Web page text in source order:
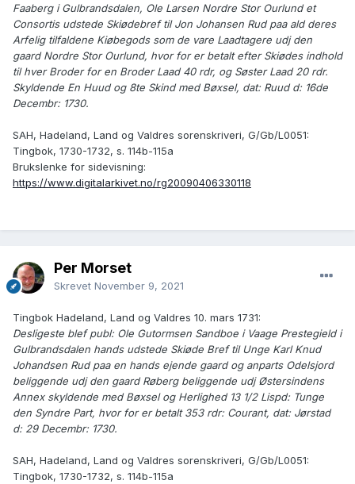
Faaberg i Gulbrandsdalen, Ole Larsen Nordre Stor Ourlund et
Consortis udstede Skiødebref til Jon Johansen Rud paa ald deres
Arfelig tilfaldene Kiøbegods som de vare Laadtagere udj den
gaard Nordre Stor Ourlund, hvor for er betalt efter Skiødes indhold
til hver Broder for en Broder Laad 40 rdr, og Søster Laad 20 rdr.
Skyldende En Huud og 8te Skind med Bøxsel, dat: Ruud d: 16de
Decembr: 1730.
SAH, Hadeland, Land og Valdres sorenskriveri, G/Gb/L0051:
Tingbok, 1730-1732, s. 114b-115a
Brukslenke for sidevisning:
https://www.digitalarkivet.no/rg20090406330118
Per Morset
Skrevet November 9, 2021
Tingbok Hadeland, Land og Valdres 10. mars 1731:
Desligeste blef publ: Ole Gutormsen Sandboe i Vaage Prestegield i
Gulbrandsdalen hands udstede Skiøde Bref til Unge Karl Knud
Johandsen Rud paa en hands ejende gaard og anparts Odelsjord
beliggende udj den gaard Røberg beliggende udj Østersindens
Annex skyldende med Bøxsel og Herlighed 13 1/2 Lispd: Tunge
den Syndre Part, hvor for er betalt 353 rdr: Courant, dat: Jørstad
d: 29 Decembr: 1730.
SAH, Hadeland, Land og Valdres sorenskriveri, G/Gb/L0051:
Tingbok, 1730-1732, s. 114b-115a